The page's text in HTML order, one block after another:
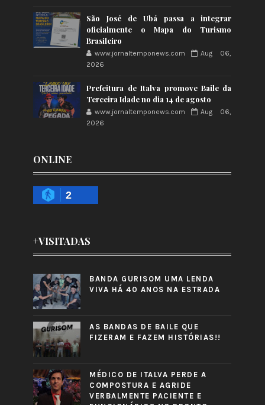
São José de Ubá passa a integrar
oficialmente o Mapa do Turismo
Brasileiro
www.jornaltemponews.com
Aug 06,
2026
Prefeitura de Italva promove Baile da
Terceira Idade no dia 14 de agosto
www.jornaltemponews.com
Aug 06,
2026
ONLINE
2
+VISITADAS
BANDA GURISOM UMA LENDA
VIVA HÁ 40 ANOS NA ESTRADA
AS BANDAS DE BAILE QUE
FIZERAM E FAZEM HISTÓRIAS!!
MÉDICO DE ITALVA PERDE A
COMPOSTURA E AGRIDE
VERBALMENTE PACIENTE E